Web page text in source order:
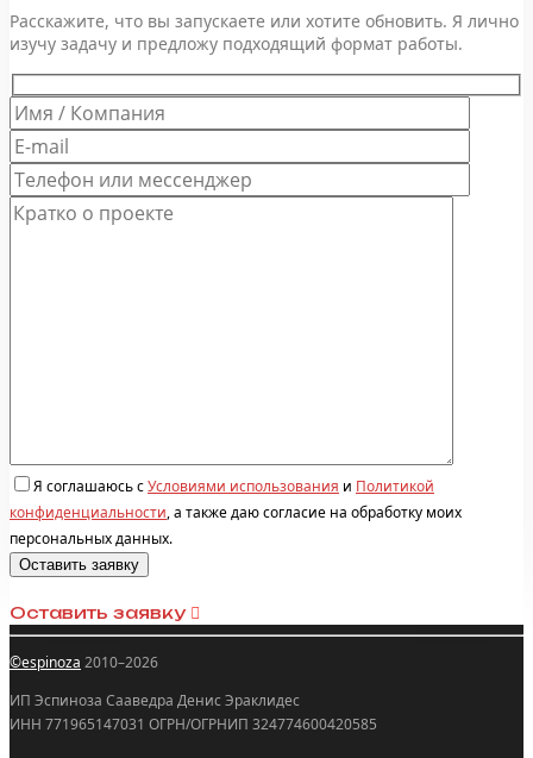
Расскажите, что вы запускаете или хотите обновить. Я лично
изучу задачу и предложу подходящий формат работы.
Я соглашаюсь сУсловиями использования и Политикой
конфиденциальности, а также даю согласие на обработку моих
персональных данных.
Оставить заявку
©espinoza 2010–2026
ИП Эспиноза Сааведра Денис Эраклидес
ИНН 771965147031 ОГРН/ОГРНИП 324774600420585